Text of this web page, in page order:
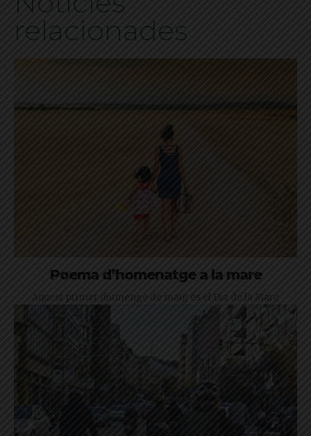
relacionades
Poema d’homenatge a la mare
Aquest primer diumenge de maig és el Dia de la Mare